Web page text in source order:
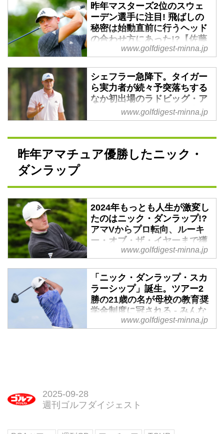
昨年マスターズ2位のスウェ
ーデン選手に注目! 飛ばしの
秘密は始動直前に行うヘッド
の合わせ方にあった!?【佐藤
信人アイズ】 - みんなのゴル
ツアー解説でおなじみの佐藤信人
プロ。今回は、2月のジェネシス
招待でPGAツアー2勝目をマーク
したラドビッグ・アバーグ選手に
ついて語ってもらった。
www.golfdigest-minna.jp
シェフラー急降下。タイガー
ら実力者が続々予突落ちする
なか初出場のラドビッグ・ア
バーグが単独トップ【全米オ
ープン】 - みんなのゴルフダ
屈指の難コース、パインハースト
No.2のサディスティックなセッテ
リでかろうじて決勝ラウンド進出
を決めた。そんななか全米オープ
ン初出場のラドビッグ・アバーグ
が2日間安定したプレーで通算5ア
ンダー単独トップに立った。
www.golfdigest-minna.jp
昨年アマチュア優勝したニック・
ダンラップ
2024年もっとも人生が激変し
たのはニック・ダンラップ!?
アマVからプロ転向、ルーキ
ー・オブ・ザ・イヤーまで獲
得。激動のシーズンをプレー
ジェスト
モンスターイヤーを謳歌したスコ
ッティ・シェフラー、メジャー無
冠最強の肩書を下ろし一気にメジ
ャー2勝したザンダー・シャウフ
を獲得した21歳の激動のシーズン
www.golfdigest-minna.jp
「ニック・ダンラップ・スカ
ラーシップ」誕生。ツアー2
勝の21歳の名が母校の教育奨
学金制度に冠される - みんな
のゴルフダイジェスト
バマ大学の教育奨学金制度に自ら
だ。
www.golfdigest-minna.jp
2025-09-28
週刊ゴルフダイジェスト